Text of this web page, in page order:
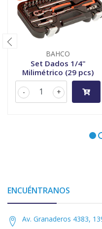
BAHCO
Set Dados 1/4"
Milimétrico (29 pcs)
+
-
ENCUÉNTRANOS
Av. Granaderos 4383,